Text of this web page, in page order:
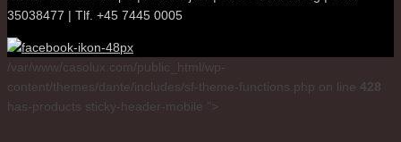
35038477 | Tlf. +45 7445 0005
/var/www/casolux.com/public_html/wp-
content/themes/dante/includes/sf-theme-functions.php on line 428
has-products sticky-header-mobile ">